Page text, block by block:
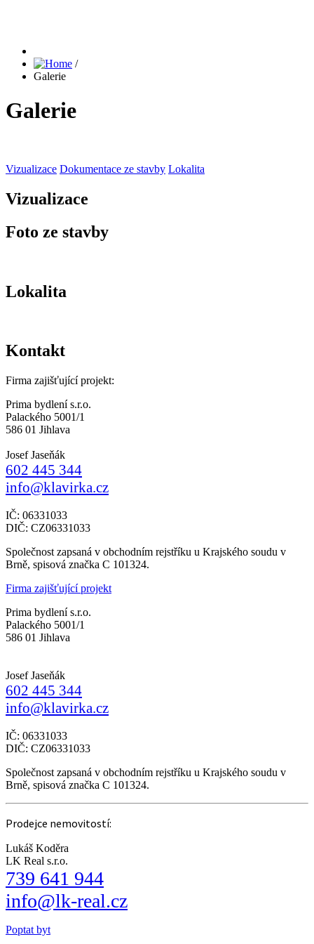
/
Galerie
Galerie
Vizualizace Dokumentace ze stavby Lokalita
Vizualizace
Foto ze stavby
Lokalita
Kontakt
Firma zajišťující projekt:
Prima bydlení s.r.o.
Palackého 5001/1
586 01 Jihlava
Josef Jaseňák
602 445 344
info@klavirka.cz
IČ: 06331033
DIČ: CZ06331033
Společnost zapsaná v obchodním rejstříku u Krajského soudu v
Brně, spisová značka C 101324.
Firma zajišťující projekt
Prima bydlení s.r.o.
Palackého 5001/1
586 01 Jihlava
Josef Jaseňák
602 445 344
info@klavirka.cz
IČ: 06331033
DIČ: CZ06331033
Společnost zapsaná v obchodním rejstříku u Krajského soudu v
Brně, spisová značka C 101324.
Prodejce nemovitostí:
Lukáš Koděra
LK Real s.r.o.
739 641 944
info@lk-real.cz
Poptat byt